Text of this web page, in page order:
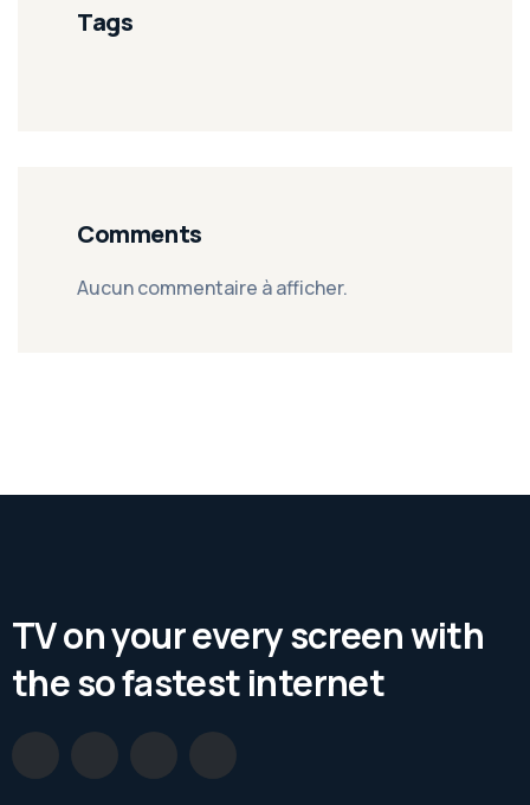
Tags
Comments
Aucun commentaire à afficher.
TV on your every screen with
the so fastest internet